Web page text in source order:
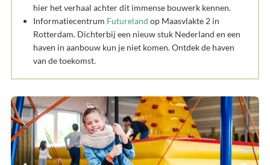
hier het verhaal achter dit immense bouwerk kennen.
Informatiecentrum Futureland op Maasvlakte 2 in
Rotterdam. Dichterbij een nieuw stuk Nederland en een
haven in aanbouw kun je niet komen. Ontdek de haven
van de toekomst.